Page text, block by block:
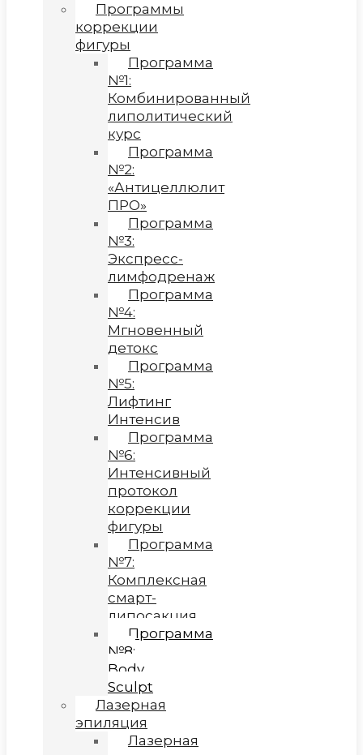
Программы
коррекции
фигуры
Программа
№1:
Комбинированный
липолитический
курс
Программа
№2:
«Антицеллюлит
ПРО»
Программа
№3:
Экспресс-
лимфодренаж
Программа
№4:
Мгновенный
детокс
Программа
№5:
Лифтинг
Интенсив
Программа
№6:
Интенсивный
протокол
коррекции
фигуры
Программа
№7:
Комплексная
смарт-
липосакция
Программа
№8:
Body
Sculpt
Лазерная
эпиляция
Лазерная